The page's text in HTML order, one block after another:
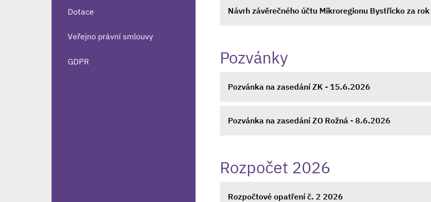
Návrh závěrečného účtu Mikroregionu Bystřicko za
Pozvánky
Pozvánka na zasedání ZK - 15.6.2026
Pozvánka na zasedání ZO Rožná - 8.6.2026
Rozpočet 2026
Rozpočtové opatření č. 2 2026
Dotace
Veřejno právní smlouvy
GDPR